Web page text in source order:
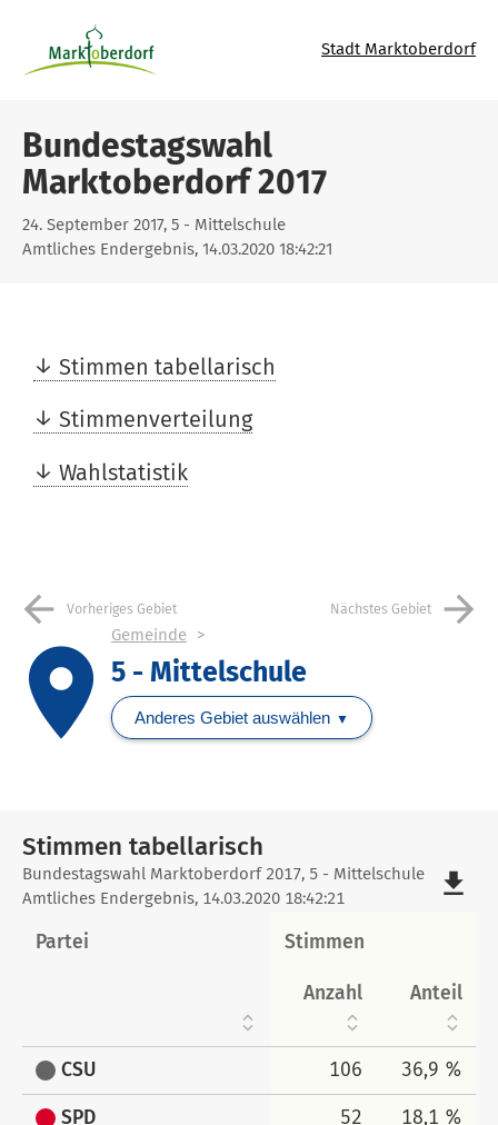
Stadt Marktoberdorf
Bundestagswahl
Marktoberdorf 2017
24. September 2017, 5 - Mittelschule
Amtliches Endergebnis, 14.03.2020 18:42:21
Stimmen tabellarisch
Stimmenverteilung
Wahlstatistik
arrow_back Vorheriges Gebiet Nächstes Gebiet arrow_forward
place
Gemeinde
5 - Mittelschule
Anderes Gebiet auswählen
Stimmen tabellarisch
Stimmen
tabellarisch
Bundestagswahl Marktoberdorf 2017, 5 - Mittelschule
Amtliches Endergebnis, 14.03.2020 18:42:21
file_download
Partei Stimmen
Anzahl Anteil
CSU 106 36,9 %
SPD 52 18,1 %